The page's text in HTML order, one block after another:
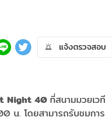
แจ้งตรวจสอบ
Night 40 ที่สนามมวยเวที
น. โดยสามารถรับชมการ